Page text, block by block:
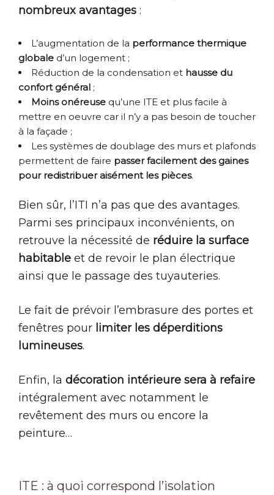
nombreux avantages :
L’augmentation de la performance thermique
globale d’un logement ;
Réduction de la condensation et hausse du
confort général ;
Moins onéreuse qu’une ITE et plus facile à
mettre en oeuvre car il n’y a pas besoin de toucher
à la façade ;
Les systèmes de doublage des murs et plafonds
permettent de faire passer facilement des gaines
pour redistribuer aisément les pièces.
Bien sûr, l’ITI n’a pas que des avantages.
Parmi ses principaux inconvénients, on
retrouve la nécessité de réduire la surface
habitable et de revoir le plan électrique
ainsi que le passage des tuyauteries.
Le fait de prévoir l’embrasure des portes et
fenêtres pour limiter les déperditions
lumineuses.
Enfin, la décoration intérieure sera à refaire
intégralement avec notamment le
revêtement des murs ou encore la
peinture…
ITE : à quoi correspond l’isolation